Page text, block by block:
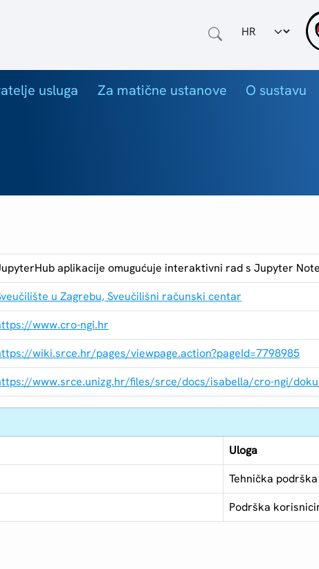
Odabir
usluga Za matične ustanove O sustavu
aplikacije omugućuje interaktivni rad s Jupyter
u Zagrebu, Sveučilišni računski centar
www.cro-ngi.hr
wiki.srce.hr/pages/viewpage.action?pageId=7798985
www.srce.unizg.hr/files/srce/docs/isabella/cro-ngi/
Uloga
Tehnička podrška
Podrška